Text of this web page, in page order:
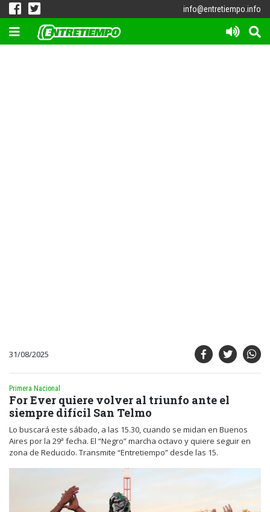
info@entretiempo.info
31/08/2025
Primera Nacional
For Ever quiere volver al triunfo ante el
siempre difícil San Telmo
Lo buscará este sábado, a las 15.30, cuando se midan en Buenos
Aires por la 29ª fecha. El “Negro” marcha octavo y quiere seguir en
zona de Reducido. Transmite “Entretiempo” desde las 15.